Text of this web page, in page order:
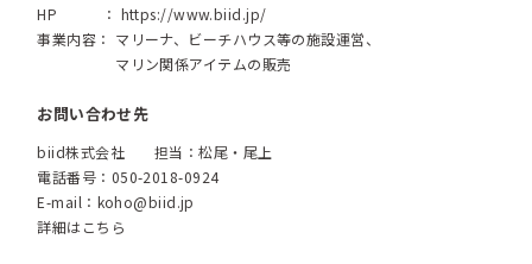
HP ： https://www.biid.jp/
事業内容： マリーナ、ビーチハウス等の施設運営、
マリン関係アイテムの販売
お問い合わせ先
biid株式会社 担当：松尾・尾上
電話番号：050-2018-0924
E-mail： koho@biid.jp
詳細はこちら